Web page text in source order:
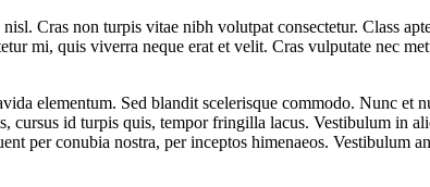
Cras non turpis vitae nibh volutpat consectetur. Class
mi, quis viverra neque erat et velit. Cras vulputate nec
elementum. Sed blandit scelerisque commodo. Nunc et
id turpis quis, tempor fringilla lacus. Vestibulum in
per conubia nostra, per inceptos himenaeos. Vestibulum